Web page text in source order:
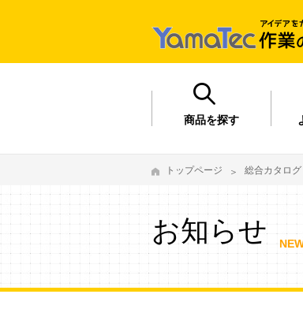
商品を探す
トップページ 総合カタログ
お知らせ